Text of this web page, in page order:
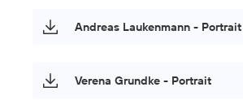
Andreas Laukenmann - Portrait
Verena Grundke - Portrait